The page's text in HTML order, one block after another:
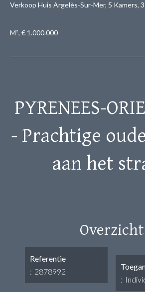
Verkoop Huis Argelès-Sur-Mer, 5 Kamers,
M², € 1.000.000
PYRENEES-
- Prachtige
aan het
Overzicht
Referentie
2878992